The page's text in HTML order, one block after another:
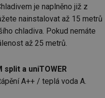
je naplněno již z
nainstalovat až 15 metrů
chladiva. Pokud nemáte
až 25 metrů.
split a uniTOWER
A++ / teplá voda A.